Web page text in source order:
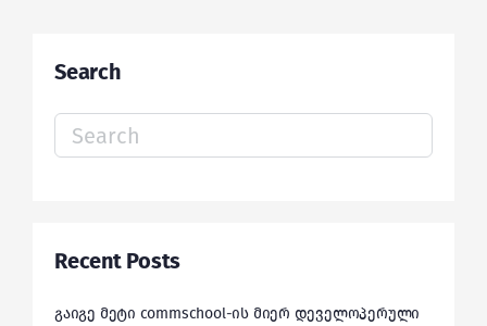
Search
Search
for:
Recent Posts
გაიგე მეტი commschool-ის მიერ დეველოპერული